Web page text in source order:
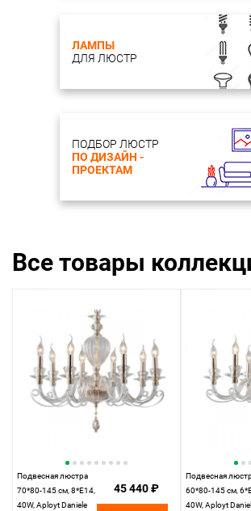
ЛАМПЫ
ДЛЯ ЛЮСТР
ПОДБОР ЛЮСТР
ПО ДИЗАЙН -
ПРОЕКТАМ
Все товары
Подвесная люстра
70*80-145 см, 8*E14,
40W, Aployt Daniele
45 440 ₽
Подвесная
60*80-145 см,
40W, Aployt